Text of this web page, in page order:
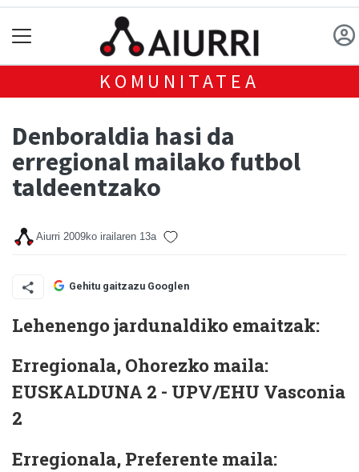
KOMUNITATEA
Denboraldia hasi da
erregional mailako futbol
taldeentzako
Aiurri 2009ko irailaren 13a
Gehitu gaitzazu Googlen
Lehenengo jardunaldiko emaitzak:
Erregionala, Ohorezko maila:
EUSKALDUNA 2 - UPV/EHU Vasconia
2
Erregionala, Preferente maila: